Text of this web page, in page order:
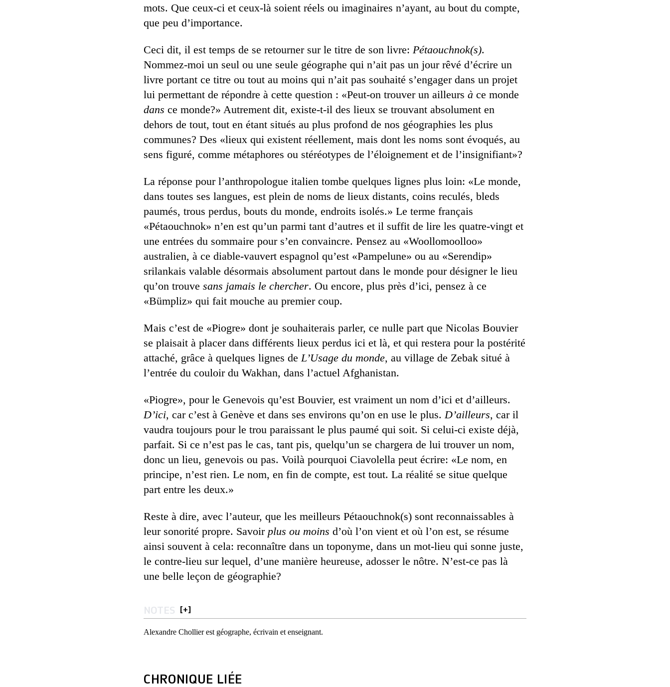
mots. Que ceux-ci et ceux-là soient réels ou imaginaires n’ayant, au bout du compte,
que peu d’importance.
Ceci dit, il est temps de se retourner sur le titre de son livre: Pétaouchnok(s).
Nommez-moi un seul ou une seule géographe qui n’ait pas un jour rêvé d’écrire un
livre portant ce titre ou tout au moins qui n’ait pas souhaité s’engager dans un projet
lui permettant de répondre à cette question : «Peut-on trouver un ailleurs à ce monde
dans ce monde?» Autrement dit, existe-t-il des lieux se trouvant absolument en
dehors de tout, tout en étant situés au plus profond de nos géographies les plus
communes? Des «lieux qui existent réellement, mais dont les noms sont évoqués, au
sens figuré, comme métaphores ou stéréotypes de l’éloignement et de l’insignifiant»?
La réponse pour l’anthropologue italien tombe quelques lignes plus loin: «Le monde,
dans toutes ses langues, est plein de noms de lieux distants, coins reculés, bleds
paumés, trous perdus, bouts du monde, endroits isolés.» Le terme français
«Pétaouchnok» n’en est qu’un parmi tant d’autres et il suffit de lire les quatre-vingt et
une entrées du sommaire pour s’en convaincre. Pensez au «Woollomoolloo»
australien, à ce diable-vauvert espagnol qu’est «Pampelune» ou au «Serendip»
srilankais valable désormais absolument partout dans le monde pour désigner le lieu
qu’on trouve sans jamais le chercher. Ou encore, plus près d’ici, pensez à ce
«Bümpliz» qui fait mouche au premier coup.
Mais c’est de «Piogre» dont je souhaiterais parler, ce nulle part que Nicolas Bouvier
se plaisait à placer dans différents lieux perdus ici et là, et qui restera pour la postérité
attaché, grâce à quelques lignes deL’Usage du monde, au village de Zebak situé à
l’entrée du couloir du Wakhan, dans l’actuel Afghanistan.
«Piogre», pour le Genevois qu’est Bouvier, est vraiment un nom d’ici et d’ailleurs.
D’ici, car c’est à Genève et dans ses environs qu’on en use le plus.D’ailleurs, car il
vaudra toujours pour le trou paraissant le plus paumé qui soit. Si celui-ci existe déjà,
parfait. Si ce n’est pas le cas, tant pis, quelqu’un se chargera de lui trouver un nom,
donc un lieu, genevois ou pas. Voilà pourquoi Ciavolella peut écrire: «Le nom, en
principe, n’est rien. Le nom, en fin de compte, est tout. La réalité se situe quelque
part entre les deux.»
Reste à dire, avec l’auteur, que les meilleurs Pétaouchnok(s) sont reconnaissables à
leur sonorité propre. Savoir plus ou moins d’où l’on vient et où l’on est, se résume
ainsi souvent à cela: reconnaître dans un toponyme, dans un mot-lieu qui sonne juste,
le contre-lieu sur lequel, d’une manière heureuse, adosser le nôtre. N’est-ce pas là
une belle leçon de géographie?
NOTES [+]
Alexandre Chollier est géographe, écrivain et enseignant.
CHRONIQUE LIÉE